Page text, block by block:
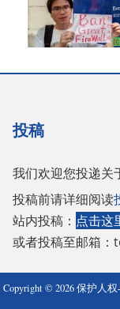
投稿
我们欢迎您投递关
投稿前请详细阅读
站内投稿： 点击这
或者投稿至邮箱：
Copyright © 2026 保护人